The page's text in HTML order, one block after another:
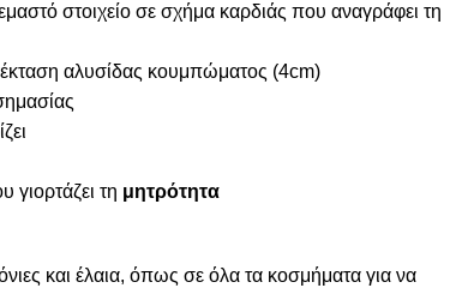
στοιχείο σε σχήμα καρδιάς που αναγράφει τη
αλυσίδας κουμπώματος (4cm)
γιορτάζει τη μητρότητα
και έλαια, όπως σε όλα τα κοσμήματα για να